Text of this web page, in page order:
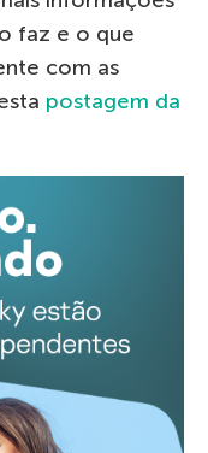
faz e o que
com as
postagem da